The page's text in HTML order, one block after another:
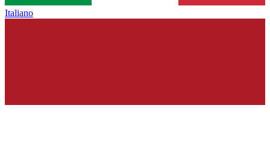
Italiano